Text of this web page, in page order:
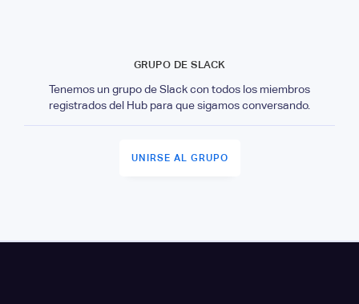
GRUPO DE SLACK
Tenemos un grupo de Slack con todos los miembros
registrados del Hub para que sigamos conversando.
UNIRSE AL GRUPO